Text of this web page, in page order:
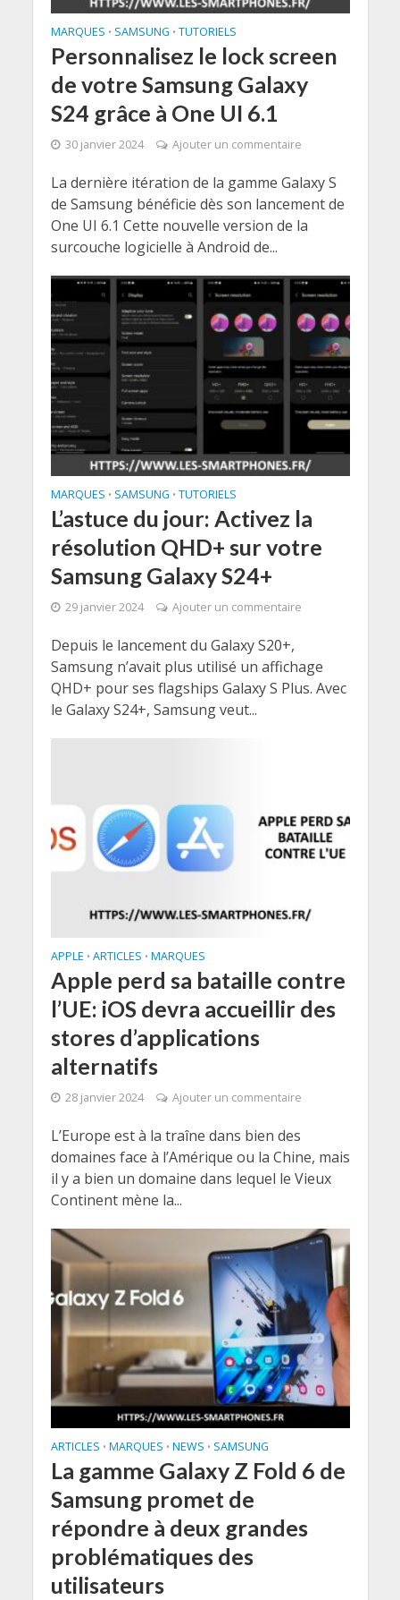
MARQUES • SAMSUNG • TUTORIELS
Personnalisez le lock screen
de votre Samsung Galaxy
S24 grâce à One UI 6.1
30 janvier 2024 Ajouter un commentaire
La dernière itération de la gamme Galaxy S
de Samsung bénéficie dès son lancement de
One UI 6.1 Cette nouvelle version de la
surcouche logicielle à Android de...
MARQUES • SAMSUNG • TUTORIELS
L’astuce du jour: Activez la
résolution QHD+ sur votre
Samsung Galaxy S24+
29 janvier 2024 Ajouter un commentaire
Depuis le lancement du Galaxy S20+,
Samsung n’avait plus utilisé un affichage
QHD+ pour ses flagships Galaxy S Plus. Avec
le Galaxy S24+, Samsung veut...
APPLE • ARTICLES • MARQUES
Apple perd sa bataille contre
l’UE: iOS devra accueillir des
stores d’applications
alternatifs
28 janvier 2024 Ajouter un commentaire
L’Europe est à la traîne dans bien des
domaines face à l’Amérique ou la Chine, mais
il y a bien un domaine dans lequel le Vieux
Continent mène la...
ARTICLES • MARQUES • NEWS • SAMSUNG
La gamme Galaxy Z Fold 6 de
Samsung promet de
répondre à deux grandes
problématiques des
utilisateurs